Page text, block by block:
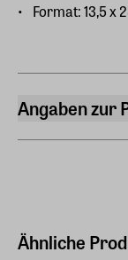
Format: 13,5 x
Angaben zur
Deutschland (EU)
Ähnliche